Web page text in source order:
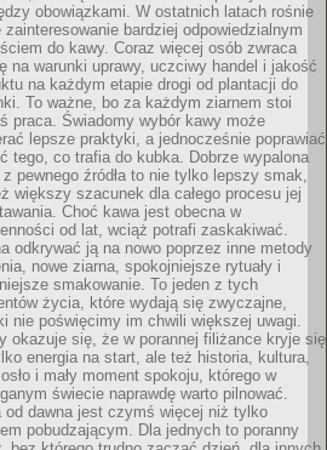
obowiązkami. W ostatnich latach rośnie
zainteresowanie bardziej odpowiedzialnym
do kawy. Coraz więcej osób zwraca
na warunki uprawy, uczciwy handel i jakość
na każdym etapie drogi od plantacji do
To ważne, bo za każdym ziarnem stoi
praca. Świadomy wybór kawy może
lepsze praktyki, a jednocześnie poprawiać
tego, co trafia do kubka. Dobrze wypalona
z pewnego źródła to nie tylko lepszy smak,
większy szacunek dla całego procesu jej
Choć kawa jest obecna w
od lat, wciąż potrafi zaskakiwać.
odkrywać ją na nowo poprzez inne metody
nowe ziarna, spokojniejsze rytuały i
smakowanie. To jeden z tych
życia, które wydają się zwyczajne,
nie poświęcimy im chwili większej uwagi.
okazuje się, że w porannej filiżance kryje się
energia na start, ale też historia, kultura,
i mały moment spokoju, którego w
świecie naprawdę warto pilnować.
od dawna jest czymś więcej niż tylko
pobudzającym. Dla jednych to poranny